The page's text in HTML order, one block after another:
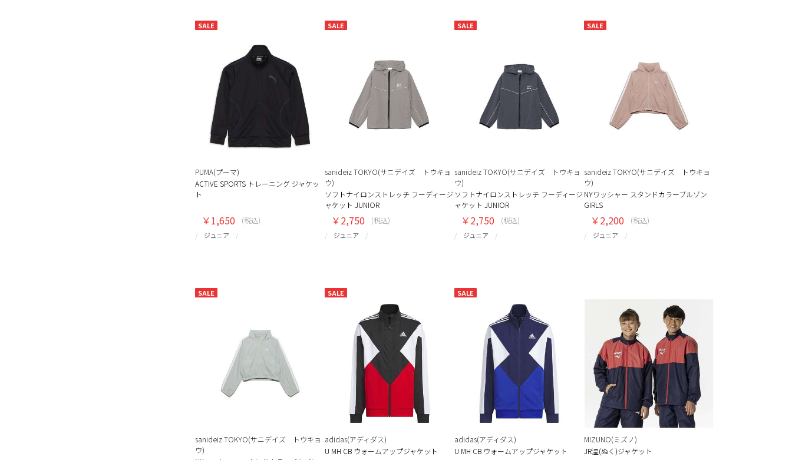
SALE
PUMA(プーマ)
ACTIVE SPORTS トレーニング ジャケッ
ト
ジュニア
￥1,650 (税込)
SALE
sanideiz TOKYO(サニデイズ トウキョ
ウ)
ソフトナイロンストレッチ フーディージ
ャケット JUNIOR
ジュニア
￥2,750 (税込)
SALE
sanideiz TOKYO(サニデイズ トウキョ
ウ)
ソフトナイロンストレッチ フーディージ
ャケット JUNIOR
ジュニア
￥2,750 (税込)
SALE
sanideiz TOKYO(サニデイズ トウキョ
ウ)
NYワッシャー スタンドカラーブルゾン
GIRLS
ジュニア
￥2,200 (税込)
SALE
sanideiz TOKYO(サニデイズ トウキョ
ウ)
SALE
adidas(アディダス)
U MH CB ウォームアップジャケット
SALE
adidas(アディダス)
U MH CB ウォームアップジャケット
MIZUNO(ミズノ)
JR温(ぬく)ジャケット